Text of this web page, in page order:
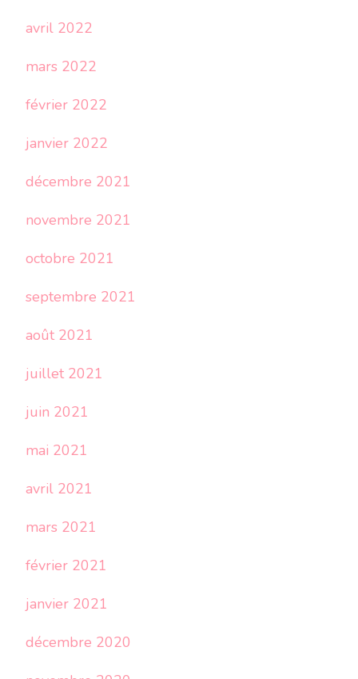
avril 2022
mars 2022
février 2022
janvier 2022
décembre 2021
novembre 2021
octobre 2021
septembre 2021
août 2021
juillet 2021
juin 2021
mai 2021
avril 2021
mars 2021
février 2021
janvier 2021
décembre 2020